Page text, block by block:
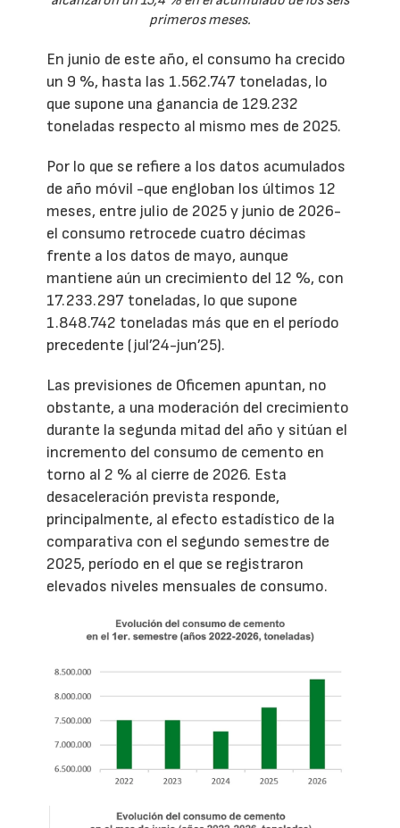
primeros meses.
En junio de este año, el consumo ha crecido
un 9 %, hasta las 1.562.747 toneladas, lo
que supone una ganancia de 129.232
toneladas respecto al mismo mes de 2025.
Por lo que se refiere a los datos acumulados
de año móvil -que engloban los últimos 12
meses, entre julio de 2025 y junio de 2026-
el consumo retrocede cuatro décimas
frente a los datos de mayo, aunque
mantiene aún un crecimiento del 12 %, con
17.233.297 toneladas, lo que supone
1.848.742 toneladas más que en el período
precedente (jul’24-jun’25).
Las previsiones de Oficemen apuntan, no
obstante, a una moderación del crecimiento
durante la segunda mitad del año y sitúan el
incremento del consumo de cemento en
torno al 2 % al cierre de 2026. Esta
desaceleración prevista responde,
principalmente, al efecto estadístico de la
comparativa con el segundo semestre de
2025, período en el que se registraron
elevados niveles mensuales de consumo.